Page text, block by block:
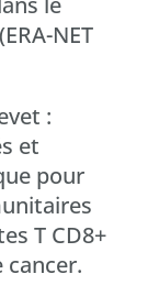
NET
:
et
pour
T CD8+
cancer.